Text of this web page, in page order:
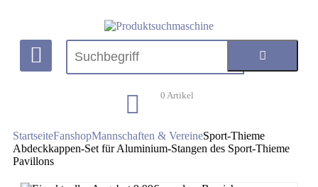
0 Artikel
StartseiteFanshopMannschaften & VereineSport-Thieme
Abdeckkappen-Set für Aluminium-Stangen des Sport-Thieme
Pavillons